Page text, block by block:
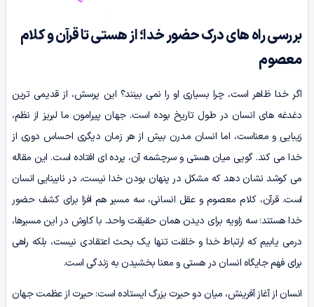
بررسی راه های درک حضور خدا؛ از هستی تا قرآن و کلام
معصوم
اگر خدا ظاهر است، چرا بسیاری او را نمی بینند؟ این پرسش، از قدیمی ترین
دغدغه های انسان در طول تاریخ بوده است. جهان پیرامون ما لبریز از نظم،
زیبایی و معناست، اما انسان مدرن بیش از هر زمان دیگری احساس دوری از
خدا می کند. گویی میان هستی و سرچشمه آن، پرده ای افتاده است. این مقاله
می کوشد نشان دهد که مشکل در پنهان بودن خدا نیست، در نابینایی انسان
است. قرآن، کلام معصوم و عقل انسانی، سه مسیر هم افزا برای کشف حضور
خدا هستند؛ سه زاویه برای دیدن همان حقیقت واحد. با کاوش در این مسیرها،
درمی یابیم که ارتباط خدا و خلقت تنها یک بحث اعتقادی نیست، بلکه راهی
برای فهم جایگاه انسان در هستی و معنا بخشیدن به زندگی است.
انسان از آغاز آفرینش، میان دو حیرت بزرگ ایستاده است: حیرت از عظمت جهان